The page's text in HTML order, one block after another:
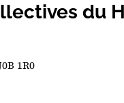
du
1R0